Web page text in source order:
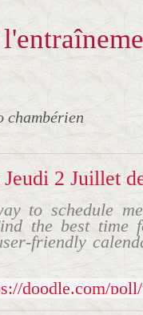
chambérien
2 Juillet
to schedule
the best time
friendly
doodle.com/